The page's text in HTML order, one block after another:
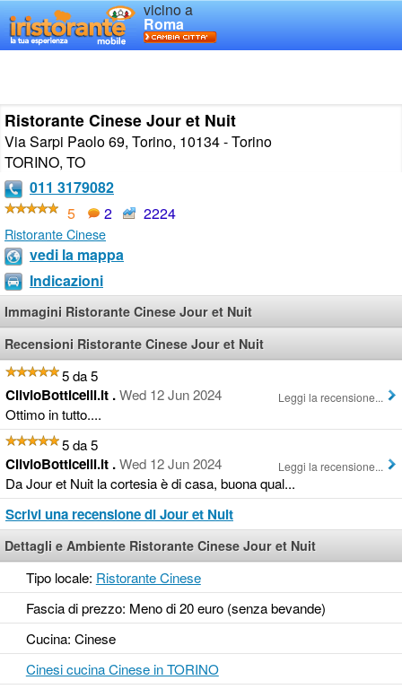
vicino a
Roma
Ristorante Cinese Jour et Nuit
Via Sarpi Paolo 69, Torino, 10134 - Torino
TORINO, TO
011 3179082
5
2 2224
Ristorante Cinese
vedi la mappa
Indicazioni
Immagini Ristorante Cinese Jour et Nuit
Recensioni Ristorante Cinese Jour et Nuit
5 da 5
ClivioBotticelli.it .Wed 12 Jun 2024
Ottimo in tutto....
Leggi la recensione...
5 da 5
ClivioBotticelli.it .Wed 12 Jun 2024
Da Jour et Nuit la cortesia è di casa, buona qual...
Leggi la recensione...
Scrivi una recensione di Jour et Nuit
Dettagli e Ambiente Ristorante Cinese Jour et Nuit
Tipo locale: Ristorante Cinese
Fascia di prezzo: Meno di 20 euro (senza bevande)
Cucina: Cinese
Cinesi cucina Cinese in TORINO